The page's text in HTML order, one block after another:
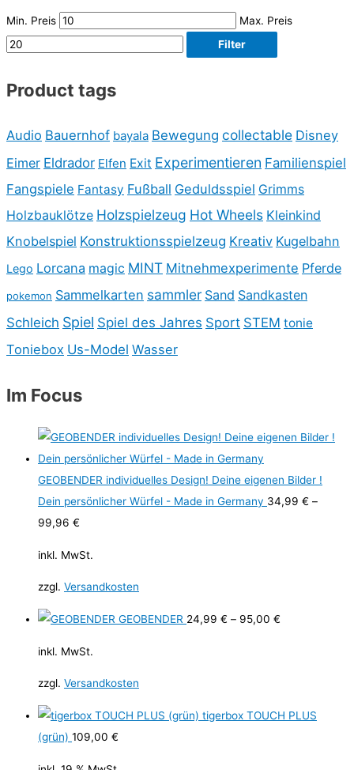
Min. Preis
Max. Preis
Filter
Product tags
Audio Bauernhof bayala Bewegung collectable Disney
Eimer Eldrador Elfen Exit Experimentieren Familienspiel
Fangspiele Fantasy Fußball Geduldsspiel Grimms
Holzbauklötze Holzspielzeug Hot Wheels Kleinkind
Knobelspiel Konstruktionsspielzeug Kreativ Kugelbahn
Lego Lorcana magic MINT Mitnehmexperimente Pferde
pokemon Sammelkarten sammler Sand Sandkasten
Schleich Spiel Spiel des Jahres Sport STEM tonie
Toniebox Us-Model Wasser
Im Focus
GEOBENDER individuelles Design! Deine eigenen Bilder !
Dein persönlicher Würfel - Made in Germany 34,99 € –
99,96 €
inkl. MwSt.
zzgl. Versandkosten
GEOBENDER 24,99 € – 95,00 €
inkl. MwSt.
zzgl. Versandkosten
tigerbox TOUCH PLUS
(grün) 109,00 €